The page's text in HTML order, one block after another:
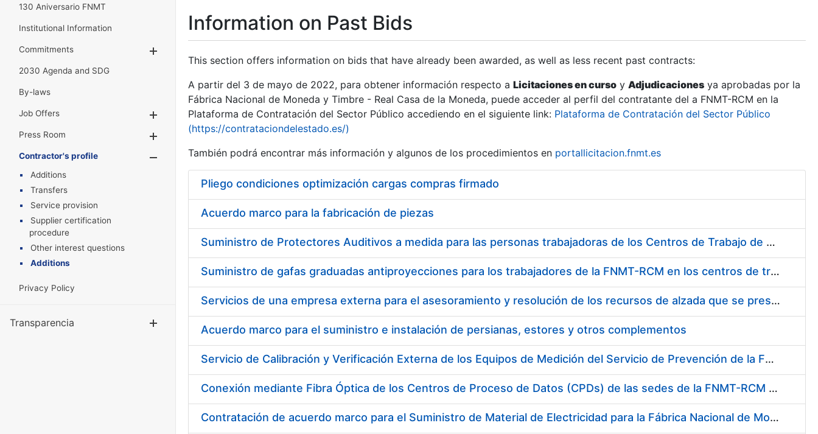
130 Aniversario FNMT
Institutional Information
Commitments
2030 Agenda and SDG
By-laws
Job Offers
Show/Hide
Press Room
Show/Hide
Contractor's profile
Show/Hide
Additions
Transfers
Service provision
Supplier certification
procedure
Other interest questions
Additions
Privacy Policy
Transparencia Show/Hide
Information on Past Bids
This section offers information on bids that have already been awarded, as well as less recent past contracts:
A partir del 3 de mayo de 2022, para obtener información respecto a Licitaciones en curso y Adjudicaciones ya aprobadas por la
Fábrica Nacional de Moneda y Timbre - Real Casa de la Moneda, puede acceder al perfil del contratante del a FNMT-RCM en la
Plataforma de Contratación del Sector Público accediendo en el siguiente link: Plataforma de Contratación del Sector Público
(https://contrataciondelestado.es/)
También podrá encontrar más información y algunos de los procedimientos en portallicitacion.fnmt.es
Pliego condiciones optimización cargas compras firmado
Acuerdo marco para la fabricación de piezas
Suministro de Protectores Auditivos a medida para las personas trabajadoras de los Centros de Trabajo de Madrid y Burgos
Suministro de gafas graduadas antiproyecciones para los trabajadores de la FNMT-RCM en los centros de trabajo de Madrid y Burgos
Servicios de una empresa externa para el asesoramiento y resolución de los recursos de alzada que se presentan relacionados con procesos de selección para la FNMT-RCM
Acuerdo marco para el suministro e instalación de persianas, estores y otros complementos
Servicio de Calibración y Verificación Externa de los Equipos de Medición del Servicio de Prevención de la FNMT-RCM
Conexión mediante Fibra Óptica de los Centros de Proceso de Datos (CPDs) de las sedes de la FNMT-RCM de Burgos y Madrid
Contratación de acuerdo marco para el Suministro de Material de Electricidad para la Fábrica Nacional de Moneda y Timbre-Real Casa de la Moneda en su centro de trabajo de Burgos